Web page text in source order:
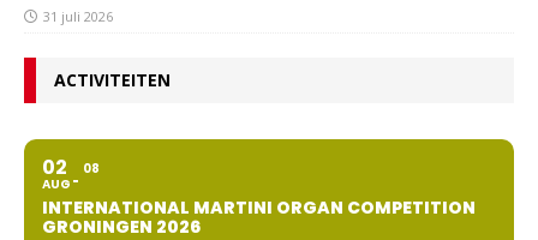
31 juli 2026
ACTIVITEITEN
02
AUG
08
INTERNATIONAL MARTINI ORGAN COMPETITION
GRONINGEN 2026